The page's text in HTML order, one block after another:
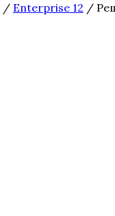
/ Enterprise 12 /